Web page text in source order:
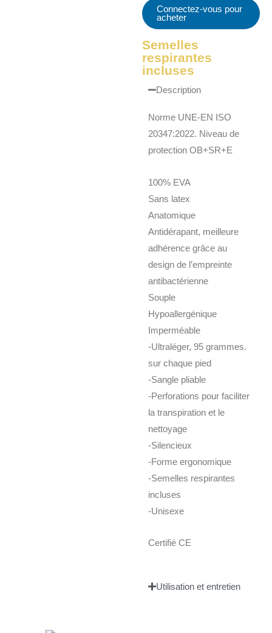
Connectez-vous pour
acheter
Semelles
respirantes
incluses
Description
Norme UNE-EN ISO
20347:2022. Niveau de
protection OB+SR+E
100% EVA
Sans latex
Anatomique
Antidérapant, meilleure
adhérence grâce au
design de l’empreinte
antibactérienne
Souple
Hypoallergénique
Imperméable
-Ultraléger, 95 grammes.
sur chaque pied
-Sangle pliable
-Perforations pour faciliter
la transpiration et le
nettoyage
-Silencieux
-Forme ergonomique
-Semelles respirantes
incluses
-Unisexe
Certifié CE
Utilisation et entretien